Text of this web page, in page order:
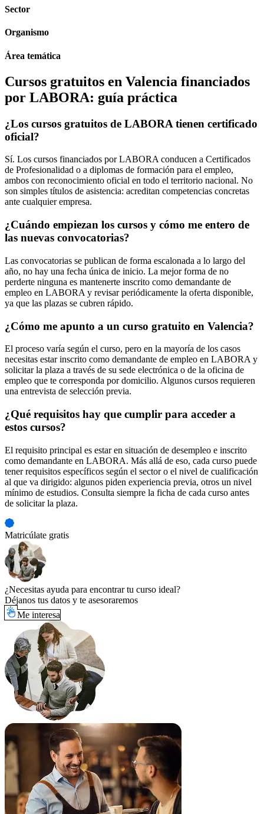
Sector
Organismo
Área temática
Cursos gratuitos en Valencia financiados
por LABORA: guía práctica
¿Los cursos gratuitos de LABORA tienen certificado
oficial?
Sí. Los cursos financiados por LABORA conducen a Certificados
de Profesionalidad o a diplomas de formación para el empleo,
ambos con reconocimiento oficial en todo el territorio nacional. No
son simples títulos de asistencia: acreditan competencias concretas
ante cualquier empresa.
¿Cuándo empiezan los cursos y cómo me entero de
las nuevas convocatorias?
Las convocatorias se publican de forma escalonada a lo largo del
año, no hay una fecha única de inicio. La mejor forma de no
perderte ninguna es mantenerte inscrito como demandante de
empleo en LABORA y revisar periódicamente la oferta disponible,
ya que las plazas se cubren rápido.
¿Cómo me apunto a un curso gratuito en Valencia?
El proceso varía según el curso, pero en la mayoría de los casos
necesitas estar inscrito como demandante de empleo en LABORA y
solicitar la plaza a través de su sede electrónica o de la oficina de
empleo que te corresponda por domicilio. Algunos cursos requieren
una entrevista de selección previa.
¿Qué requisitos hay que cumplir para acceder a
estos cursos?
El requisito principal es estar en situación de desempleo e inscrito
como demandante en LABORA. Más allá de eso, cada curso puede
tener requisitos específicos según el sector o el nivel de cualificación
al que va dirigido: algunos piden experiencia previa, otros un nivel
mínimo de estudios. Consulta siempre la ficha de cada curso antes
de solicitar la plaza.
Matricúlate gratis
¿Necesitas ayuda para encontrar tu curso ideal?
Déjanos tus datos y te asesoraremos
Me interesa